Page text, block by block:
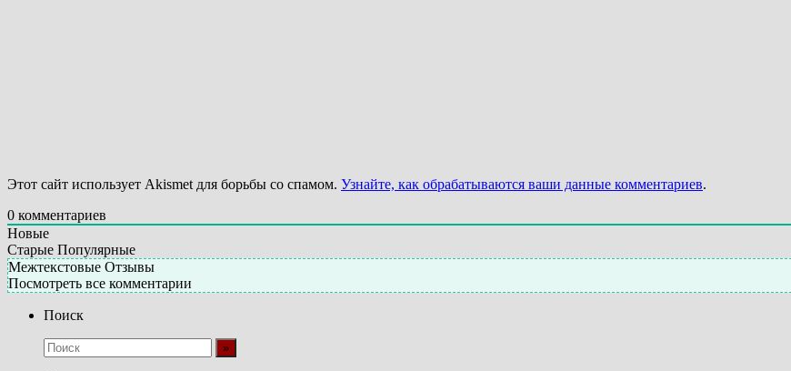
Этот сайт использует Akismet для борьбы со спамом. Узнайте, как обрабатываются ваши данные комментариев.
0 комментариев
Новые
Старые Популярные
Межтекстовые Отзывы
Посмотреть все комментарии
Поиск